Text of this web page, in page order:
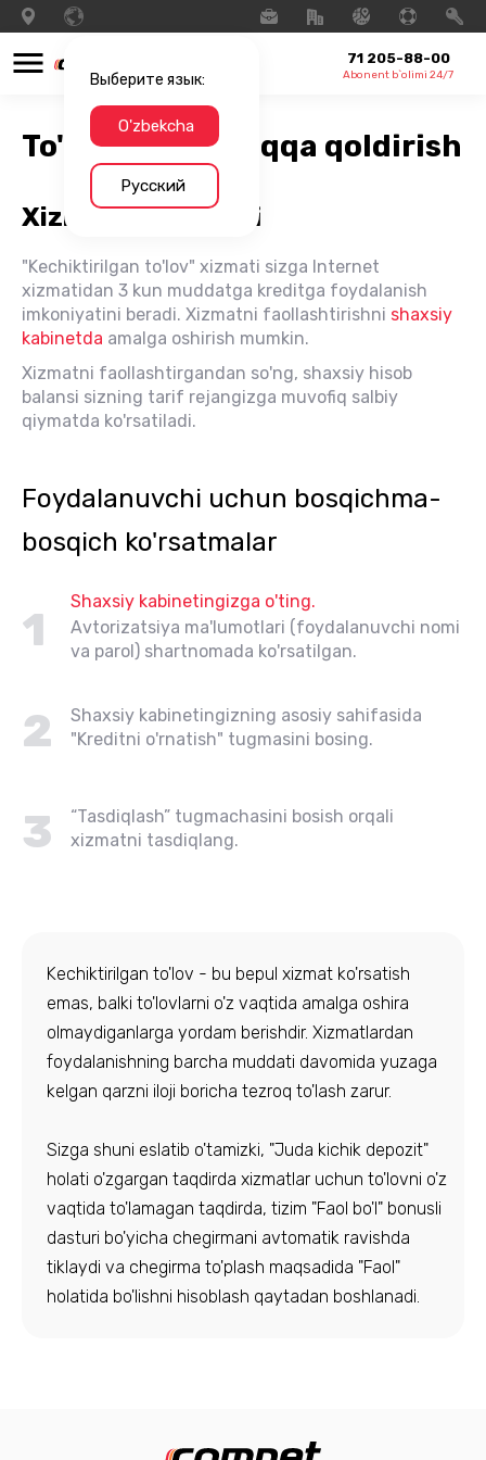
Выберите язык:
O'zbekcha
Русский
71 205-88-00
Abonent b`olimi 24/7
To'lovni keyinroqqa qoldirish
Xizmatning tavsifi
"Kechiktirilgan to'lov" xizmati sizga Internet
xizmatidan 3 kun muddatga kreditga foydalanish
imkoniyatini beradi. Xizmatni faollashtirishni shaxsiy
kabinetda amalga oshirish mumkin.
Xizmatni faollashtirgandan so'ng, shaxsiy hisob
balansi sizning tarif rejangizga muvofiq salbiy
qiymatda ko'rsatiladi.
Foydalanuvchi uchun bosqichma-
bosqich ko'rsatmalar
1
Shaxsiy kabinetingizga o'ting.
Avtorizatsiya ma'lumotlari (foydalanuvchi nomi
va parol) shartnomada ko'rsatilgan.
2
Shaxsiy kabinetingizning asosiy sahifasida
"Kreditni o'rnatish" tugmasini bosing.
3
“Tasdiqlash” tugmachasini bosish orqali
xizmatni tasdiqlang.
Kechiktirilgan to'lov - bu bepul xizmat ko'rsatish
emas, balki to'lovlarni o'z vaqtida amalga oshira
olmaydiganlarga yordam berishdir. Xizmatlardan
foydalanishning barcha muddati davomida yuzaga
kelgan qarzni iloji boricha tezroq to'lash zarur.
Sizga shuni eslatib o'tamizki, "Juda kichik depozit"
holati o'zgargan taqdirda xizmatlar uchun to'lovni o'z
vaqtida to'lamagan taqdirda, tizim "Faol bo'l" bonusli
dasturi bo'yicha chegirmani avtomatik ravishda
tiklaydi va chegirma to'plash maqsadida "Faol"
holatida bo'lishni hisoblash qaytadan boshlanadi.